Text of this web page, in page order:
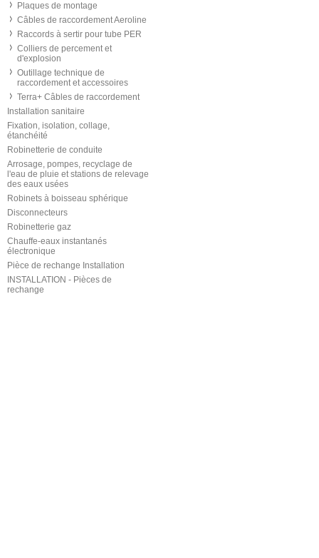
Plaques de montage
Câbles de raccordement Aeroline
Raccords à sertir pour tube PER
Colliers de percement et
d'explosion
Outillage technique de
raccordement et accessoires
Terra+ Câbles de raccordement
Installation sanitaire
Fixation, isolation, collage,
étanchéité
Robinetterie de conduite
Arrosage, pompes, recyclage de
l'eau de pluie et stations de relevage
des eaux usées
Robinets à boisseau sphérique
Disconnecteurs
Robinetterie gaz
Chauffe-eaux instantanés
électronique
Pièce de rechange Installation
INSTALLATION - Pièces de
rechange